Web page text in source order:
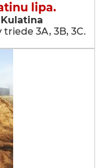
lipa.
3A, 3B, 3C.